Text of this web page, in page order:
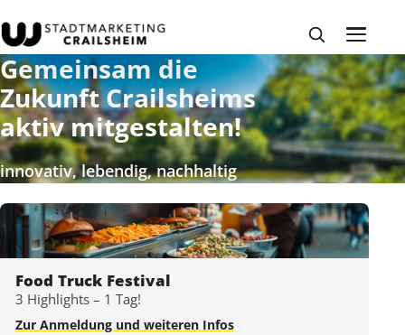
Gemeinsam die
Zukunft Crailsheims
aktiv mitgestalten!
innovativ, lebendig, nachhaltig
Food Truck Festival
3 Highlights – 1 Tag!
Zur Anmeldung und weiteren Infos